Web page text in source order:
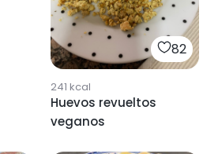
82
241 kcal
Huevos revueltos
veganos